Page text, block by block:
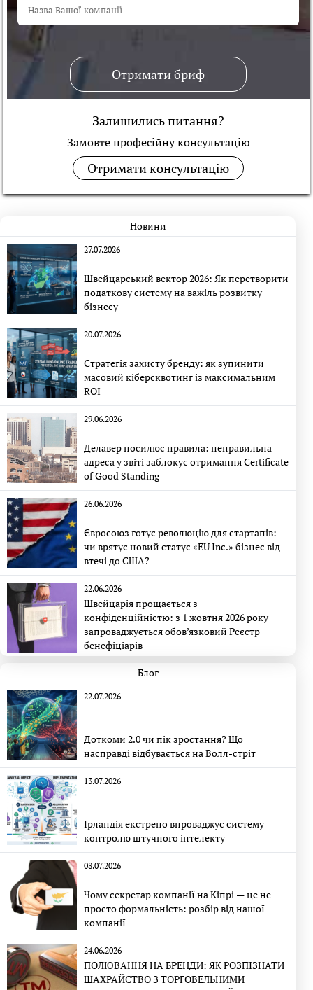
Отримати бриф
Залишились питання?
Замовте професійну консультацiю
Отримати консультацію
Новини
27.07.2026
Швейцарський вектор 2026: Як перетворити
податкову систему на важіль розвитку
бізнесу
20.07.2026
Стратегія захисту бренду: як зупинити
масовий кіберсквотинг із максимальним
ROI
29.06.2026
Делавер посилює правила: неправильна
адреса у звіті заблокує отримання Certificate
of Good Standing
26.06.2026
Євросоюз готує революцію для стартапів:
чи врятує новий статус «EU Inc.» бізнес від
втечі до США?
22.06.2026
Швейцарія прощається з
конфіденційністю: з 1 жовтня 2026 року
запроваджується обов’язковий Реєстр
бенефіціарів
Блог
22.07.2026
Доткоми 2.0 чи пік зростання? Що
насправді відбувається на Волл-стріт
13.07.2026
Ірландія екстрено впроваджує систему
контролю штучного інтелекту
08.07.2026
Чому секретар компанії на Кіпрі — це не
просто формальність: розбір від нашої
компанії
24.06.2026
ПОЛЮВАННЯ НА БРЕНДИ: ЯК РОЗПІЗНАТИ
ШАХРАЙСТВО З ТОРГОВЕЛЬНИМИ